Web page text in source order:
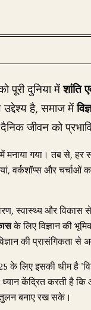
पूरी दुनिया मेंशांति
उद्देश्य है, समाज में
जीवन को
गया। तब से, हर
वर्कशॉप्स और
स्वास्थ्य और
के लिए विज्ञान की
की प्रासंगिकता से
के लिए इसकी थीम है
केंद्रित करती है
बनाए रख सके।